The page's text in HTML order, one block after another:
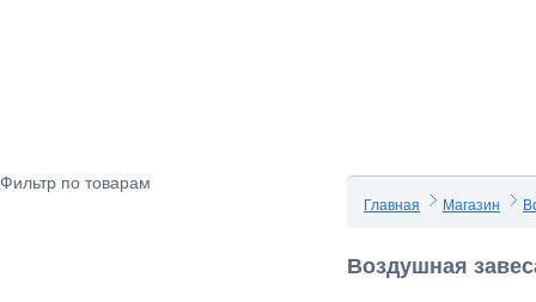
Главная Магазин
Воздушная
Фильтр по товарам